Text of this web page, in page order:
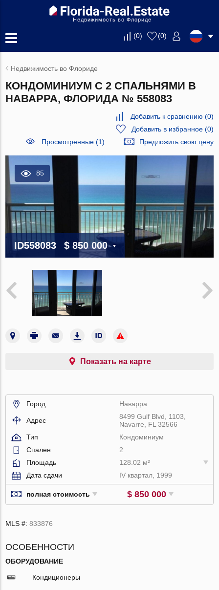
Недвижимость во Флориде
(0) (0)
Недвижимость во Флориде
КОНДОМИНИУМ С 2 СПАЛЬНЯМИ В
НАВАРРА, ФЛОРИДА № 558083
Добавить к сравнению (0)
Добавить в избранное(0)
Просмотренные (1)
Предложить свою цену
85
ID558083 $ 850 000
Показать на карте
Город Наварра
Адрес
8499 Gulf Blvd, 1103,
Navarre, FL 32566
Тип
Кондоминиум
Спален
2
Площадь
128.02 м²
Дата сдачи
IV квартал, 1999
полная стоимость $ 850 000
MLS #:833876
ОСОБЕННОСТИ
ОБОРУДОВАНИЕ
Кондиционеры